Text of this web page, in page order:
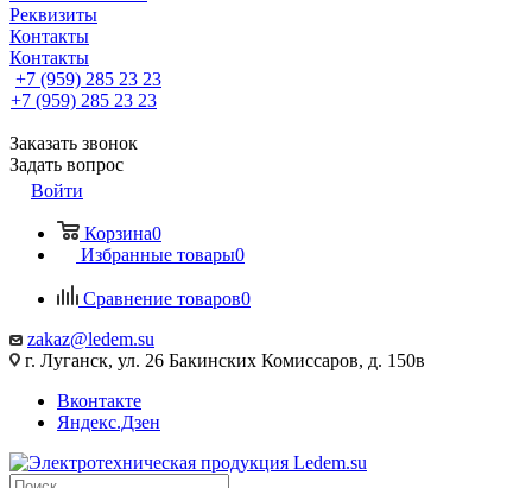
Реквизиты
Контакты
Контакты
+7 (959) 285 23 23
+7 (959) 285 23 23
Заказать звонок
Задать вопрос
Войти
Корзина0
Избранные товары0
Сравнение товаров0
zakaz@ledem.su
г. Луганск, ул. 26 Бакинских Комиссаров, д. 150в
Вконтакте
Яндекс.Дзен